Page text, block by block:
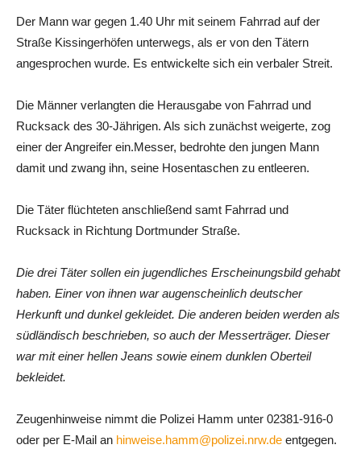
Der Mann war gegen 1.40 Uhr mit seinem Fahrrad auf der
Straße Kissingerhöfen unterwegs, als er von den Tätern
angesprochen wurde. Es entwickelte sich ein verbaler Streit.
Die Männer verlangten die Herausgabe von Fahrrad und
Rucksack des 30-Jährigen. Als sich zunächst weigerte, zog
einer der Angreifer ein.Messer, bedrohte den jungen Mann
damit und zwang ihn, seine Hosentaschen zu entleeren.
Die Täter flüchteten anschließend samt Fahrrad und
Rucksack in Richtung Dortmunder Straße.
Die drei Täter sollen ein jugendliches Erscheinungsbild gehabt
haben. Einer von ihnen war augenscheinlich deutscher
Herkunft und dunkel gekleidet. Die anderen beiden werden als
südländisch beschrieben, so auch der Messerträger. Dieser
war mit einer hellen Jeans sowie einem dunklen Oberteil
bekleidet.
Zeugenhinweise nimmt die Polizei Hamm unter 02381-916-0
oder per E-Mail an hinweise.hamm@polizei.nrw.de entgegen.